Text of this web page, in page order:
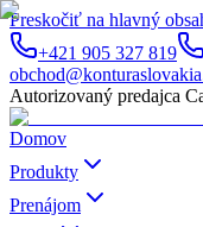
Preskočiť na hlavný
+421 905 327 819
Autorizovaný predajca
Domov
Produkty
Prenájom